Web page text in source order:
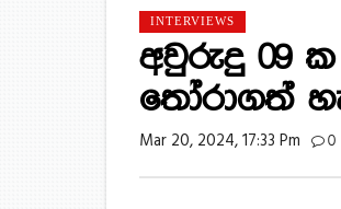
INTERVIEWS
අවුරුදු 09
තෝරාගත්
Mar 20, 2024, 17:33 Pm 0